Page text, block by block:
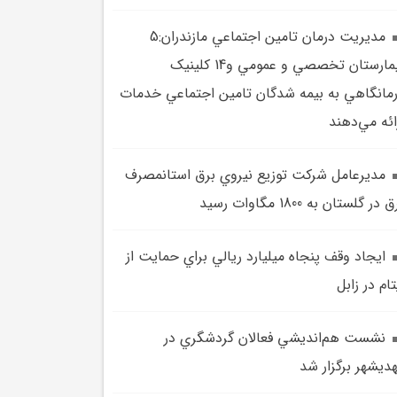
مديريت درمان تامين اجتماعي مازندران:5
بيمارستان تخصصي و عمومي و14 کلينيک
به بيمه شدگان تامين اجتماعي خدمات
مي‌دهند
مديرعامل شرکت توزيع نيروي برق استانمصرف
در گلستان به 1800 مگاوات رسيد
ايجاد وقف پنجاه ميليارد ريالي براي حمايت از
در زابل
نشست هم‌انديشي فعالان گردشگري در
برگزار شد